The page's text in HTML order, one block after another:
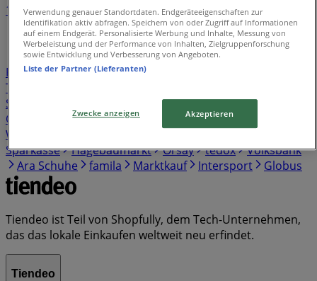
1 345
38
Kaufland
Lidl REWE Birkenstock
Penny
Norisbank Aldi Süd
Thule
Sparda Bank
Thomas Philipps Tamaris
Yamaha
OTTO
Rossmann Gerry Weber Samsung
Weiden
Sparkasse
Hagebaumarkt Orsay tedox
Volksbank
Ara Schuhe
famila Marktkauf Intersport Globus
Tiendeo ist Teil von Shopfully, dem Tech-Unternehmen,
das das lokale Einkaufen weltweit neu erfindet.
Tiendeo
Verwendung genauer Standortdaten. Endgeräteeigenschaften zur
Identifikation aktiv abfragen. Speichern von oder Zugriff auf Informationen
auf einem Endgerät. Personalisierte Werbung und Inhalte, Messung von
Werbeleistung und der Performance von Inhalten, Zielgruppenforschung
sowie Entwicklung und Verbesserung von Angeboten.
Liste der Partner (Lieferanten)
Zwecke anzeigen Akzeptieren